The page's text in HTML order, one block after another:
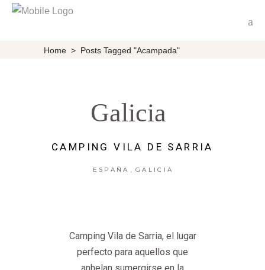
Home > Posts Tagged "acampada"
Galicia
CAMPING VILA DE SARRIA
ESPAÑA , GALICIA
Camping Vila de Sarria, el lugar
perfecto para aquellos que